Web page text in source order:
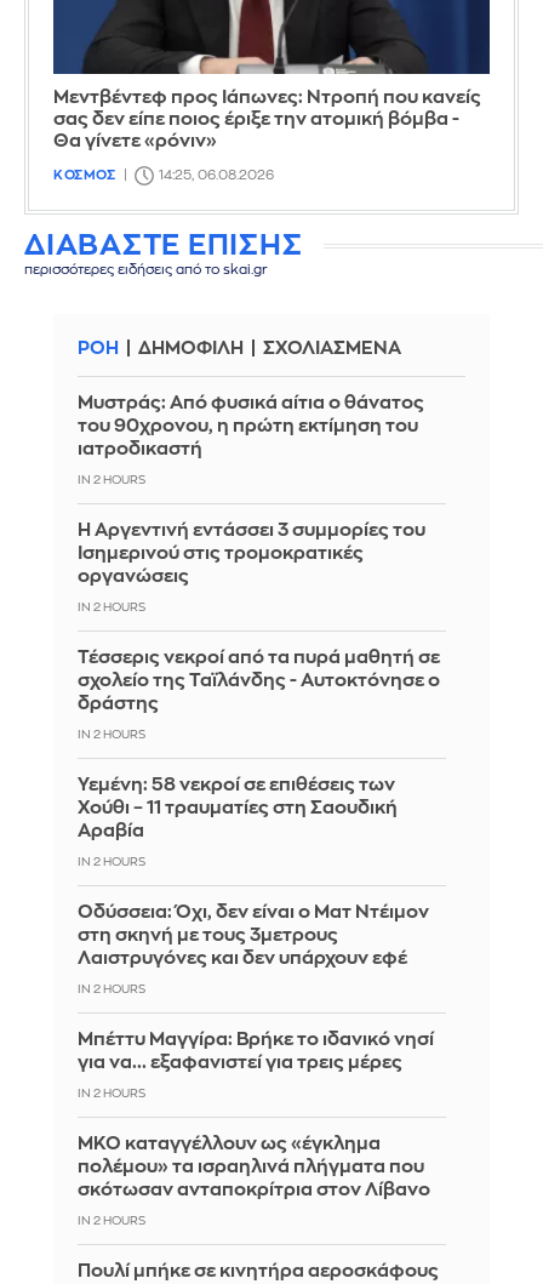
Μεντβέντεφ προς Ιάπωνες: Ντροπή που κανείς
σας δεν είπε ποιος έριξε την ατομική βόμβα -
Θα γίνετε «ρόνιν»
ΚΟΣΜΟΣ 14:25, 06.08.2026
ΔΙΑΒΑΣΤΕ ΕΠΙΣΗΣ
περισσότερες ειδήσεις από το skai.gr
ΡΟΗ ΔΗΜΟΦΙΛΗ ΣΧΟΛΙΑΣΜΕΝΑ
Μυστράς: Από φυσικά αίτια ο θάνατος
του 90χρονου, η πρώτη εκτίμηση του
ιατροδικαστή
IN 2 HOURS
Η Αργεντινή εντάσσει 3 συμμορίες του
Ισημερινού στις τρομοκρατικές
οργανώσεις
IN 2 HOURS
Τέσσερις νεκροί από τα πυρά μαθητή σε
σχολείο της Ταϊλάνδης - Αυτοκτόνησε ο
δράστης
IN 2 HOURS
Υεμένη: 58 νεκροί σε επιθέσεις των
Χούθι – 11 τραυματίες στη Σαουδική
Αραβία
IN 2 HOURS
Οδύσσεια: Όχι, δεν είναι ο Ματ Ντέιμον
στη σκηνή με τους 3μετρους
Λαιστρυγόνες και δεν υπάρχουν εφέ
IN 2 HOURS
Μπέττυ Μαγγίρα: Βρήκε το ιδανικό νησί
για να... εξαφανιστεί για τρεις μέρες
IN 2 HOURS
ΜΚΟ καταγγέλλουν ως «έγκλημα
πολέμου» τα ισραηλινά πλήγματα που
σκότωσαν ανταποκρίτρια στον Λίβανο
IN 2 HOURS
Πουλί μπήκε σε κινητήρα αεροσκάφους